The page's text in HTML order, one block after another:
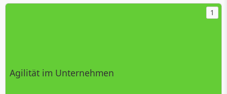
1
Agilität im Unternehmen